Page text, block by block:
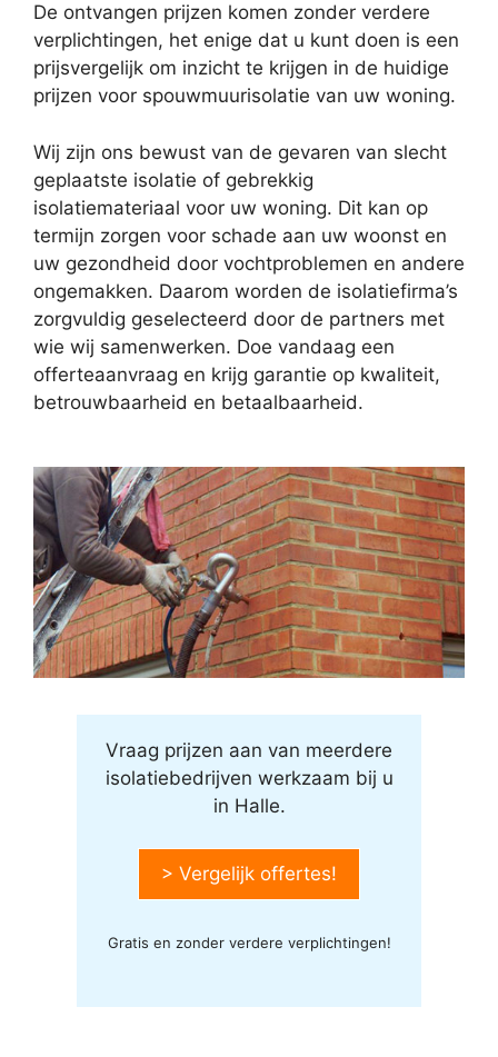
De ontvangen prijzen komen zonder verdere
verplichtingen, het enige dat u kunt doen is een
prijsvergelijk om inzicht te krijgen in de huidige
prijzen voor spouwmuurisolatie van uw woning.
Wij zijn ons bewust van de gevaren van slecht
geplaatste isolatie of gebrekkig
isolatiemateriaal voor uw woning. Dit kan op
termijn zorgen voor schade aan uw woonst en
uw gezondheid door vochtproblemen en andere
ongemakken. Daarom worden de isolatiefirma’s
zorgvuldig geselecteerd door de partners met
wie wij samenwerken. Doe vandaag een
offerteaanvraag en krijg garantie op kwaliteit,
betrouwbaarheid en betaalbaarheid.
Vraag prijzen aan van meerdere
isolatiebedrijven werkzaam bij u
in Halle.
> Vergelijk offertes!
Gratis en zonder verdere verplichtingen!